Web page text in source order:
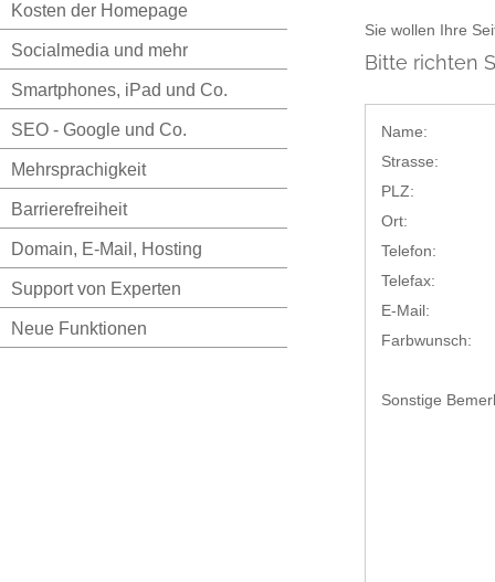
Kosten der Homepage
Socialmedia und mehr
Smartphones, iPad und Co.
SEO - Google und Co.
Mehrsprachigkeit
Barrierefreiheit
Domain, E-Mail, Hosting
Support von Experten
Neue Funktionen
Sie wollen Ihre
Bitte richten
Name:
Strasse:
PLZ:
Ort:
Telefon:
Telefax:
E-Mail:
Farbwunsch:
Sonstige